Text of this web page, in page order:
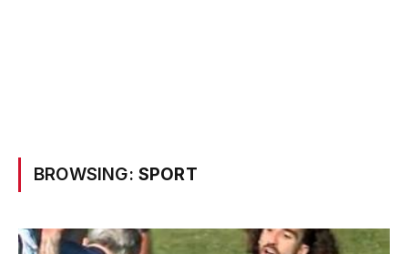
BROWSING: SPORT